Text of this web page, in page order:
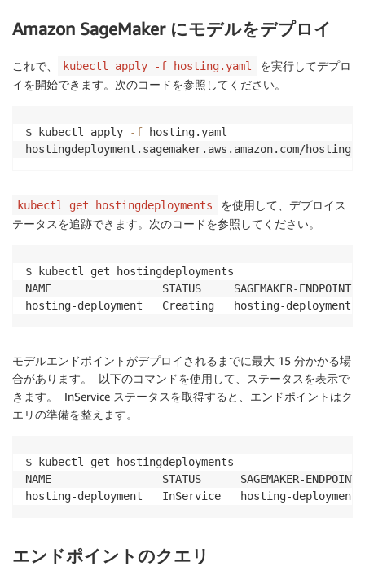
Amazon SageMaker にモデルをデプロイ
これで、 kubectl apply -f hosting.yaml
を実行してデプロ
イを開始できます。次のコードを参照してください。
$ kubectl apply -f hosting.yaml
hostingdeployment.sagemaker.aws.amazon.com/hosting-
kubectl get hostingdeployments
を使用して、デプロイス
テータスを追跡できます。次のコードを参照してください。
$ kubectl get hostingdeployments
NAME                 STATUS     SAGEMAKER-ENDPOINT-
hosting-deployment   Creating   hosting-deployment-
モデルエンドポイントがデプロイされるまでに最大 15 分かかる場
合があります。 以下のコマンドを使用して、ステータスを表示で
きます。 InService ステータスを取得すると、エンドポイントはク
エリの準備を整えます。
$ kubectl get hostingdeployments
NAME                 STATUS      SAGEMAKER-ENDPOINT-
hosting-deployment   InService   hosting-deployment-
エンドポイントのクエリ